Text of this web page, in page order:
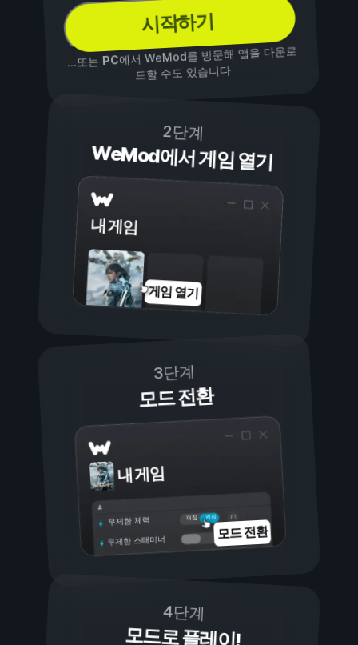
시작하기
...또는PC에서 WeMod를 방문해 앱을 다운로
드할 수도 있습니다
2단계
WeMod에서 게임 열기
내 게임
게임 열기
3단계
모드 전환
내 게임
켜짐
꺼짐
무제한 체력
무제한 스태미너 모드 전환
4단계
모드로 플레이!